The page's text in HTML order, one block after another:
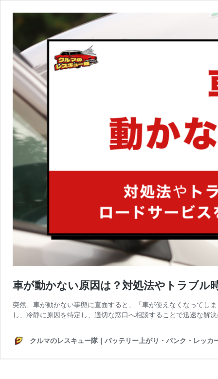
車が動かない原因は？対処法やトラブル
突然、車が動かない事態に直面すると、「車が使えなくなってし
し、冷静に原因を特定し、適切な窓口へ相談することで迅速な解
クルマのレスキュー隊｜バッテリー上がり・パンク・レッカ